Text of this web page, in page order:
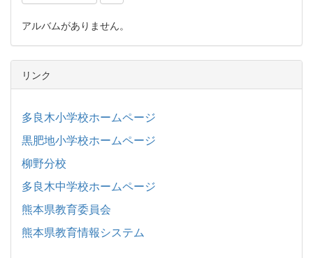
アルバムがありません。
リンク
多良木小学校ホームページ
黒肥地小学校ホームページ
柳野分校
多良木中学校ホームページ
熊本県教育委員会
熊本県教育情報システム